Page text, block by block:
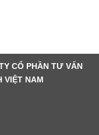
CỔ PHẦN TƯ VẤN
VIỆT NAM